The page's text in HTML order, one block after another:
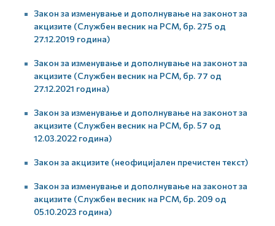
Закон за изменување и дополнување на законот за
акцизите (Службен весник на РСМ, бр. 275 од
27.12.2019 година)
Закон за изменување и дополнување на законот за
акцизите (Службен весник на РСМ, бр. 77 од
27.12.2021 година)
Закон за изменување и дополнување на законот за
акцизите (Службен весник на РСМ, бр. 57 од
12.03.2022 година)
Закон за акцизите (неофицијален пречистен текст)
Закон за изменување и дополнување на законот за
акцизите (Службен весник на РСМ, бр. 209 од
05.10.2023 година)